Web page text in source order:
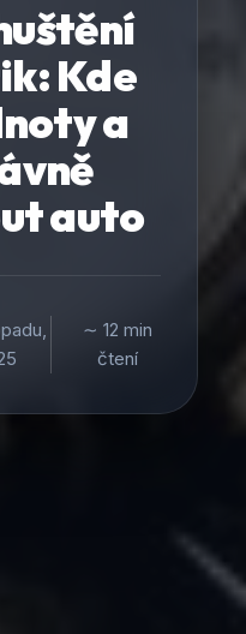
Kde
a
auto
∼ 12 min
čtení